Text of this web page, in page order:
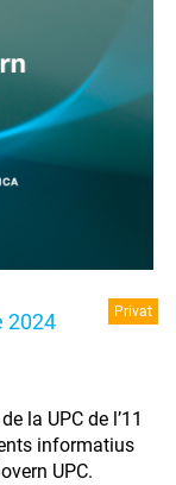
2024 Privat
la UPC de l’11
informatius
UPC.